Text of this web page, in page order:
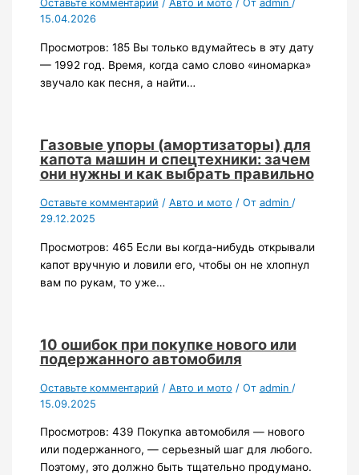
Оставьте комментарий / Авто и мото / От admin /
15.04.2026
Просмотров: 185 Вы только вдумайтесь в эту дату
— 1992 год. Время, когда само слово «иномарка»
звучало как песня, а найти…
Газовые упоры (амортизаторы) для
капота машин и спецтехники: зачем
они нужны и как выбрать правильно
Оставьте комментарий / Авто и мото / От admin /
29.12.2025
Просмотров: 465 Если вы когда‑нибудь открывали
капот вручную и ловили его, чтобы он не хлопнул
вам по рукам, то уже…
10 ошибок при покупке нового или
подержанного автомобиля
Оставьте комментарий / Авто и мото / От admin /
15.09.2025
Просмотров: 439 Покупка автомобиля — нового
или подержанного, — серьезный шаг для любого.
Поэтому, это должно быть тщательно продумано.